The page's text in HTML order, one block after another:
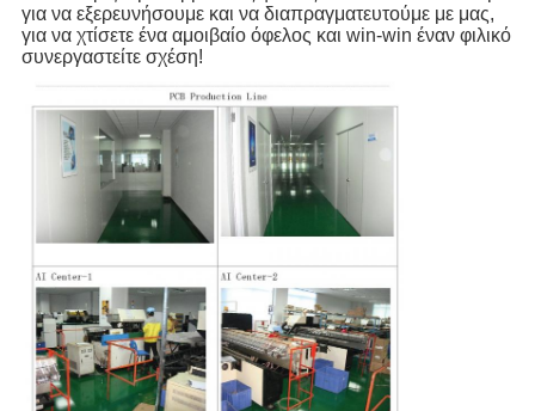
για να εξερευνήσουμε και να διαπραγματευτούμε με μας,
για να χτίσετε ένα αμοιβαίο όφελος και win-win έναν φιλικό
συνεργαστείτε σχέση!